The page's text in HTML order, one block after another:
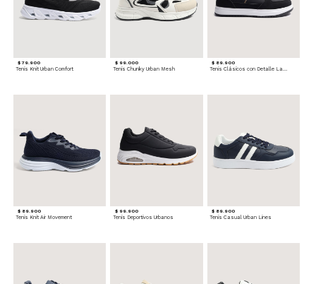
$ 79.900
Tenis Knit Urban Comfort
$ 99.000
Tenis Chunky Urban Mesh
$ 89.900
Tenis Clásicos con Detalle Lateral
$ 89.900
Tenis Knit Air Movement
$ 99.900
Tenis Deportivos Urbanos
$ 89.900
Tenis Casual Urban Lines